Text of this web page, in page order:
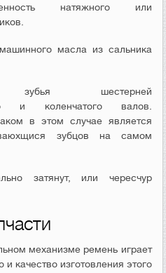
натяжного или
масла из сальника
зубья шестерней
и коленчатого валов.
в этом случае является
зубцов на самом
затянут, или чересчур
механизме ремень играет
качество изготовления этого